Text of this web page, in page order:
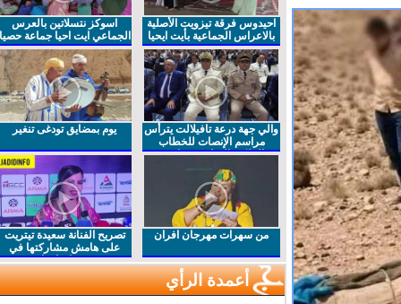
احيدوس فرقة تيزويت الأصلية
بالاعراس الجماعية بأيت ايحيا
اسوكز نتسلاتين بالعرس
الجماعي ايت احيا جماعة حصيا
والي جهة درعة تافيلالت يترأس
مراسم الإنصات للخطاب
الملكي السامي بمناسبة
يوم بمضايق تودغى تنغير
من سهرات مهرجان افران
تصريح الفنانة سعيدة تيتريت
على هامش مشاركتها في
مهرجان افران
أعمدة الرأي